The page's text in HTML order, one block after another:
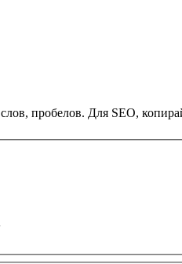
пробелов. Для SEO,